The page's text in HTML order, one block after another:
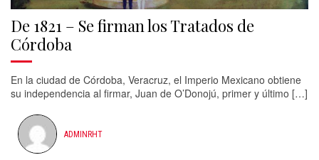
De 1821 – Se firman los Tratados de
Córdoba
En la ciudad de Córdoba, Veracruz, el Imperio Mexicano obtiene
su independencia al firmar, Juan de O’Donojú, primer y último […]
ADMINRHT